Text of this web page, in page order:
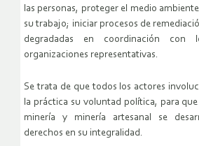
las personas, proteger el medio
su trabajo; iniciar procesos de
degradadas en coordinación con
organizaciones representativas.
Se trata de que todos los actores
la práctica su voluntad política, para
minería y minería artesanal se
derechos en su integralidad.